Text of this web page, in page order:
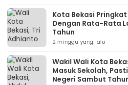
Kota Bekasi
Dengan Rata-Rata
Tahun
2 minggu yang lalu
Wakil Wali Kota
Masuk Sekolah,
Negeri Sambut